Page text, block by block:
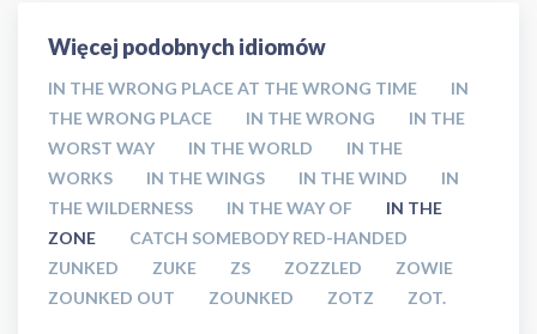
Więcej podobnych idiomów
IN THE WRONG PLACE AT THE WRONG TIME
IN
THE WRONG PLACE
IN THE WRONG
IN THE
WORST WAY
IN THE WORLD
IN THE
WORKS
IN THE WINGS IN THE WIND
IN
THE WILDERNESS
IN THE WAY OF
IN THE
ZONE
CATCH SOMEBODY RED-HANDED
ZUNKED
ZUKE ZS ZOZZLED
ZOWIE
ZOUNKED OUT
ZOUNKED ZOTZ ZOT.